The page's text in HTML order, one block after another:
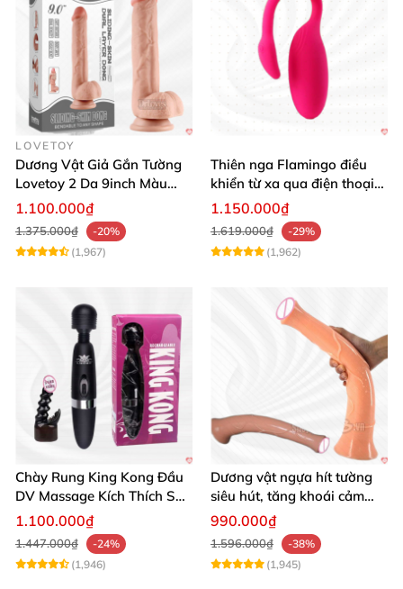
LOVETOY
Dương Vật Giả Gắn Tường
Lovetoy 2 Da 9inch Màu
Flesh Hàng Chính Hãng
1.100.000₫
1.375.000₫
-20%
(1,967)
Thiên nga Flamingo điều
khiển từ xa qua điện thoại
cực dễ dàng
1.150.000₫
1.619.000₫
-29%
(1,962)
Chày Rung King Kong Đầu
DV Massage Kích Thích Sâu
Mạnh Mẽ
1.100.000₫
1.447.000₫
-24%
(1,946)
Dương vật ngựa hít tường
siêu hút, tăng khoái cảm
tận hưởng
990.000₫
1.596.000₫
-38%
(1,945)